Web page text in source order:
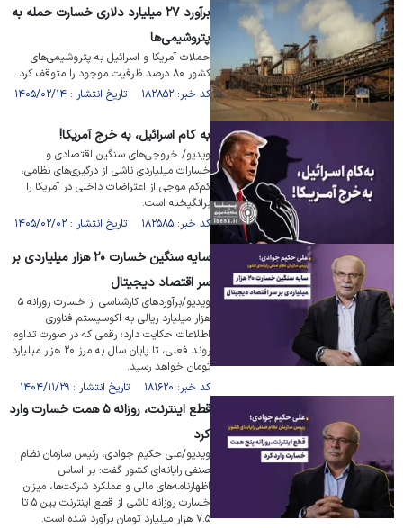
برآورد ۲۷ میلیارد دلاری خسارت حمله به
پتروشیمی‌ها
حملات آمریکا و اسرائیل به پتروشیمی‌های
کشور ۸۰ درصد ظرفیت موجود را متوقف کرد.
کد خبر: ۱۸۲۸۵۲ تاریخ انتشار : ۱۴۰۵/۰۲/۱۴
به کام اسرائیل، به خرج آمریکا!
ویدیو/ خروجی‌های سنگین اقتصادی و
خسارات میلیاردی ناشی از درگیری‌های نظامی،
کم‌کم موجی از اعتراضات داخلی در آمریکا را
برانگیخته است.
کد خبر: ۱۸۲۵۸۵ تاریخ انتشار : ۱۴۰۵/۰۲/۰۲
سایه سنگین خسارت ۲۰ هزار میلیاردی بر
سر اقتصاد دیجیتال
ویدیو/برآورد‌های کارشناسی از خسارت روزانه ۵
هزار میلیارد ریالی به اکوسیستم فناوری
اطلاعات حکایت دارد؛ رقمی که در صورت تداوم
روند فعلی، تا پایان سال به مرز ۲۰ هزار میلیارد
تومان خواهد رسید.
کد خبر: ۱۸۱۶۲۰ تاریخ انتشار : ۱۴۰۴/۱۱/۲۹
قطع اینترنت، روزانه ۵ همت خسارت وارد
کرد
ویدیو/علی حکیم جوادی، رئیس سازمان نظام
صنفی رایانه‌ای کشور گفت: بر اساس
اظهارنامه‌های مالی و عملکرد شرکت‌ها، میزان
خسارت روزانه ناشی از قطع اینترنت بین ۵ تا
۷.۵ هزار میلیارد تومان برآورد شده است.